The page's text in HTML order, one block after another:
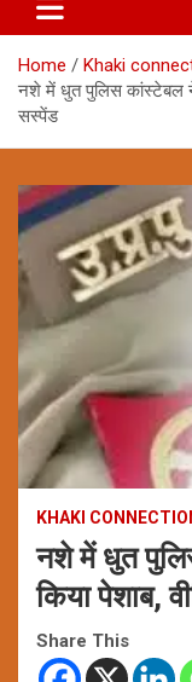
Home
Khaki
नशे में धुत पुलिस कांस्टेबल ने
सस्पेंड
KHAKI
नशे में धुत
किया पेशाब,
Share This